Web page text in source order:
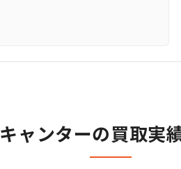
キャンターの買取実